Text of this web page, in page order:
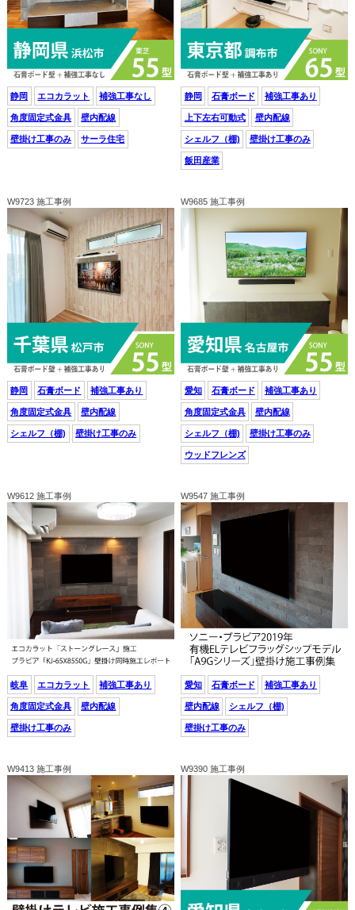
静岡 エコカラット 補強工事なし
角度固定式金具 壁内配線
壁掛け工事のみ サーラ住宅
静岡 石膏ボード 補強工事あり
上下左右可動式 壁内配線
シェルフ（棚) 壁掛け工事のみ
飯田産業
W9723 施工事例
静岡 石膏ボード 補強工事あり
角度固定式金具 壁内配線
シェルフ（棚) 壁掛け工事のみ
W9685 施工事例
愛知 石膏ボード 補強工事あり
角度固定式金具 壁内配線
シェルフ（棚) 壁掛け工事のみ
ウッドフレンズ
W9612 施工事例
岐阜 エコカラット 補強工事あり
角度固定式金具 壁内配線
壁掛け工事のみ
W9547 施工事例
愛知 石膏ボード 補強工事あり
壁内配線 シェルフ（棚)
壁掛け工事のみ
W9413 施工事例 W9390 施工事例